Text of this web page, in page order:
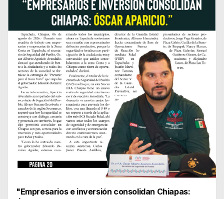
"Empresarios e inversión consolidan Chiapas: